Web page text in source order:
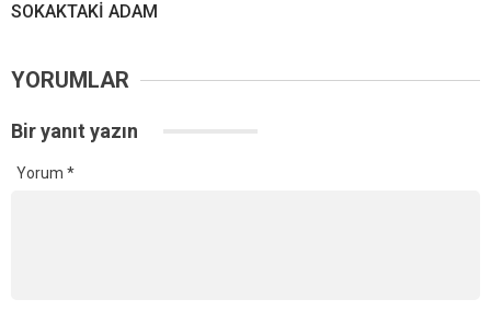
SOKAKTAKİ ADAM
YORUMLAR
Bir yanıt yazın
Yorum *